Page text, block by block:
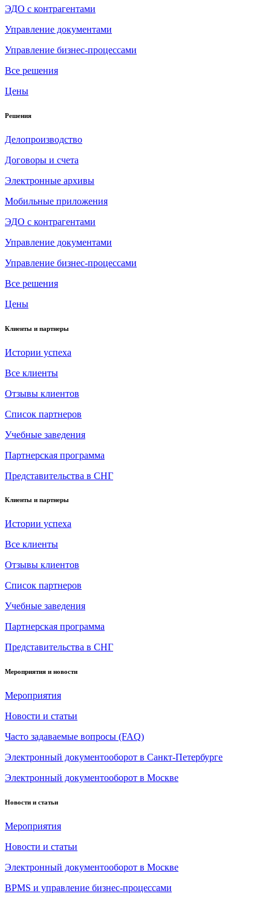
ЭДО с контрагентами
Управление документами
Управление бизнес-процессами
Все решения
Цены
Решения
Делопроизводство
Договоры и счета
Электронные архивы
Мобильные приложения
ЭДО с контрагентами
Управление документами
Управление бизнес-процессами
Все решения
Цены
Клиенты и партнеры
Истории успеха
Все клиенты
Отзывы клиентов
Список партнеров
Учебные заведения
Партнерская программа
Представительства в СНГ
Клиенты и партнеры
Истории успеха
Все клиенты
Отзывы клиентов
Список партнеров
Учебные заведения
Партнерская программа
Представительства в СНГ
Мероприятия и новости
Мероприятия
Новости и статьи
Часто задаваемые вопросы (FAQ)
Электронный документооборот в Санкт-Петербурге
Электронный документооборот в Москве
Новости и статьи
Мероприятия
Новости и статьи
Электронный документооборот в Москве
BPMS и управление бизнес-процессами